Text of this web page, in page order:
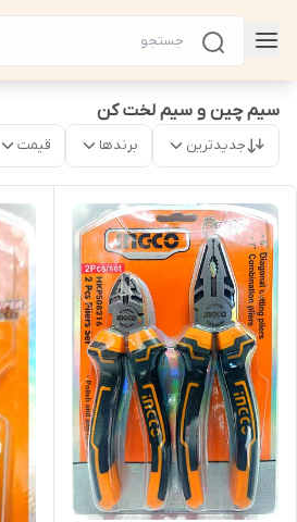
سیم چین و سیم لخت کن
جدیدترین برندها قیمت